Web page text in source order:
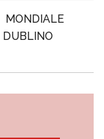
MONDIALE
DUBLINO